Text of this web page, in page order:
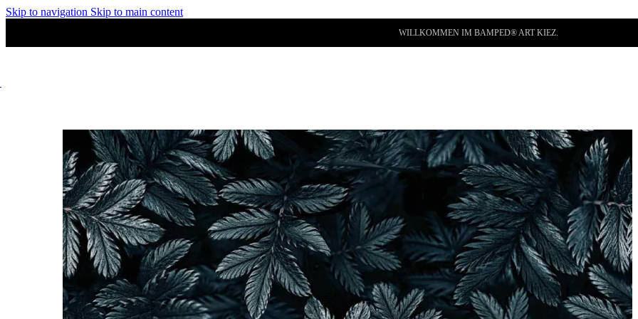
Skip to navigation Skip to main content
WILLKOMMEN IM BAMPED® ART KIEZ.